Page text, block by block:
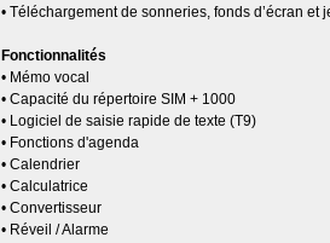
• Téléchargement de sonneries, fonds d’écran et
Fonctionnalités
• Mémo vocal
• Capacité du répertoire SIM + 1000
• Logiciel de saisie rapide de texte (T9)
• Fonctions d'agenda
• Calendrier
• Calculatrice
• Convertisseur
• Réveil / Alarme